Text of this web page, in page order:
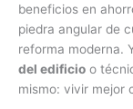
beneficios en
piedra angular de
reforma moderna.
del edificio o
mismo: vivir mejor